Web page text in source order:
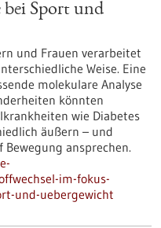
bei Sport und
und Frauen verarbeitet
Weise. Eine
molekulare Analyse
könnten
wie Diabetes
äußern – und
ansprechen.
im-fokus-
und-uebergewicht